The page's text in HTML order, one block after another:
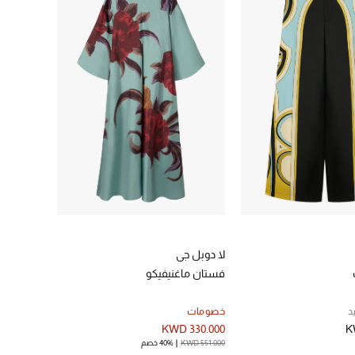
لا دوبل جي
فستان ماغنيفيكو
خصومات
KWD 330.000
KWD 551.000 40% خصم